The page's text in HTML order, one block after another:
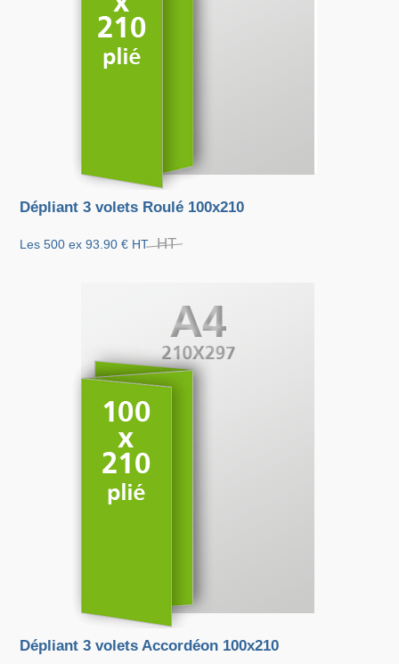
Dépliant 3 volets Roulé 100x210
Les 500 ex 93.90 € HT HT
Dépliant 3 volets Accordéon 100x210